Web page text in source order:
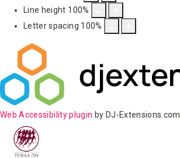
Line height 100%
Letter spacing 100%
Web Accessibility plugin by DJ-Extensions.com